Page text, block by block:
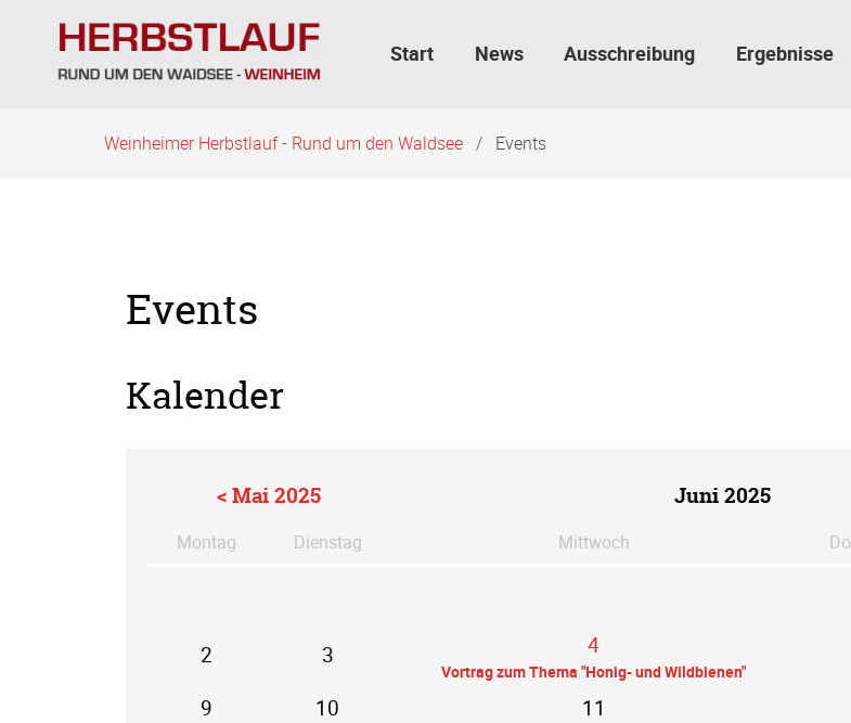
überspringen
Start News Ausschreibung Ergebnisse
Weinheimer Herbstlauf - Rund um den Waldsee Events
Events
Kalender
< Mai 2025 Juni 2025
Montag Dienstag Mittwoch Do
2
3 4
Vortrag zum Thema "Honig- und Wildbienen"
9
10 11